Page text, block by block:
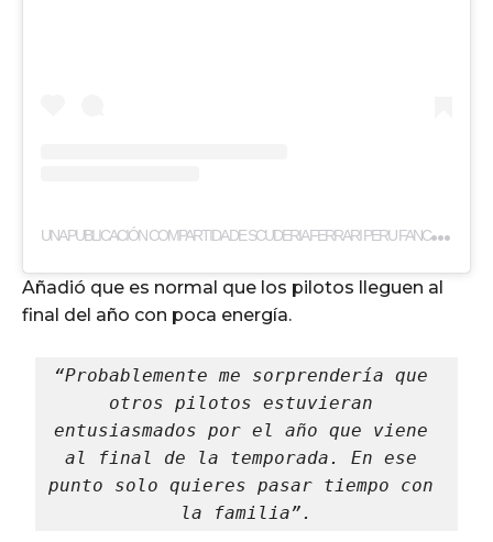
U
NA PUBLICACIÓN COMPARTIDA DE SCUDERIA FERRARI PERU FANCLUB🇵🇪 (@SCUDERIAFERRARIPERUFANCLUB)
Añadió que es normal que los pilotos lleguen al
final del año con poca energía.
“Probablemente me sorprendería que
otros pilotos estuvieran
entusiasmados por el año que viene
al final de la temporada. En ese
punto solo quieres pasar tiempo con
la familia”.